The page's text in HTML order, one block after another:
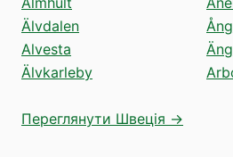
Älvdalen
Alvesta
Älvkarleby
Переглянути Швеція →